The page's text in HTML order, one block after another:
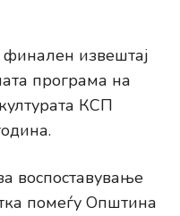
извештај
програма на
КСП
помеѓу Општина